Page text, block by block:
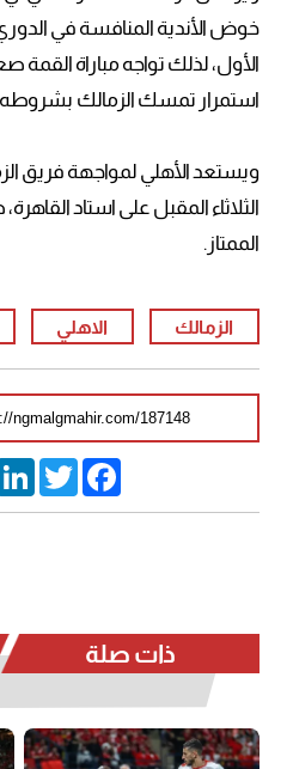
خوض الأندية المنافسة في الدوري
الأول، لذلك تواجه مباراة القمة
استمرار تمسك الزمالك
ويستعد الأهلي لمواجهة فريق
الثلاثاء المقبل على استاد
الممتاز.
الزمالك الاهلي
Twitter
Facebook
ذات صلة